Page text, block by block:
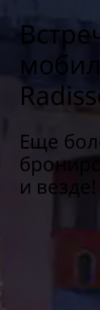
Еще
и везде!